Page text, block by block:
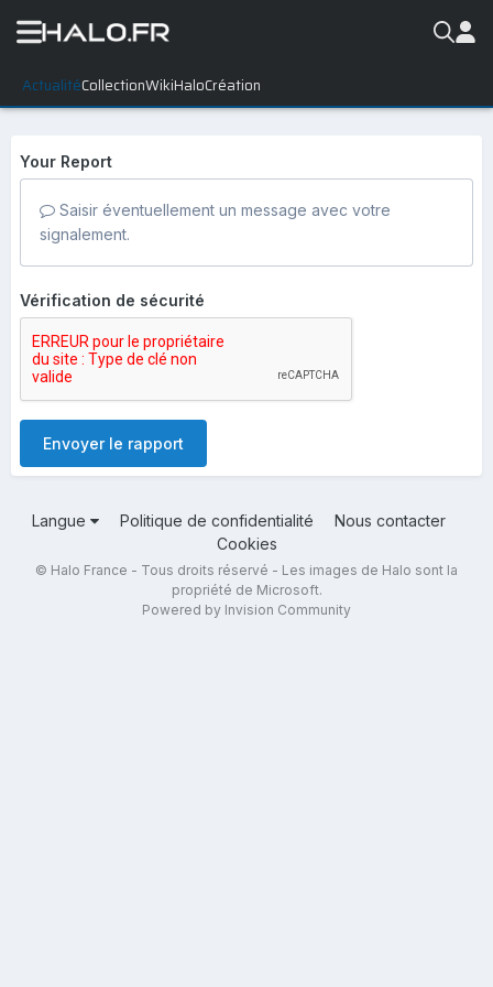
ActualitéCollectionWikiHaloCréation
Signaler
Your Report
Saisir éventuellement un message avec votre
signalement.
Vérification de sécurité
Envoyer le rapport
Langue Politique de confidentialité
Nous contacter
Cookies
© Halo France - Tous droits réservé - Les images de Halo sont la
propriété de Microsoft.
Powered by Invision Community